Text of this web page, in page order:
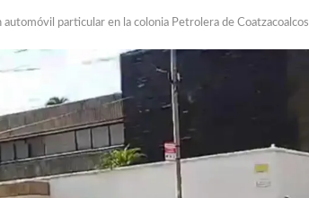
particular en la colonia Petrolera de Coatzacoalcos